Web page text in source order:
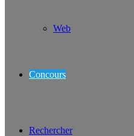
Web
Concours
Rechercher